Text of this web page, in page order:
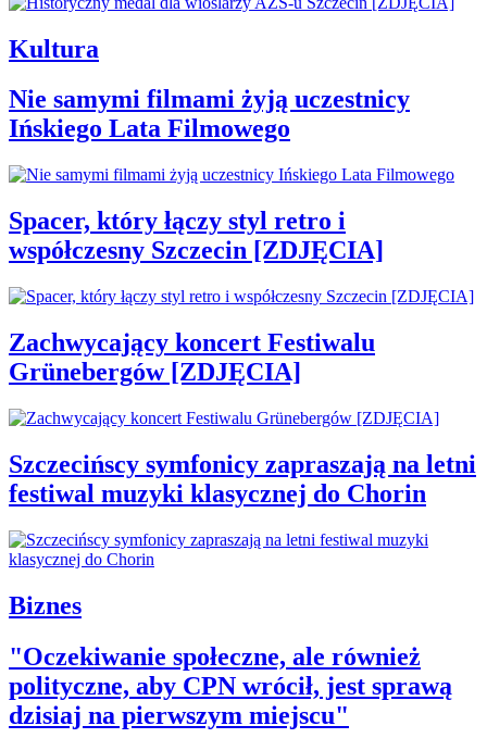
Kultura
Nie samymi filmami żyją uczestnicy
Ińskiego Lata Filmowego
Spacer, który łączy styl retro i
współczesny Szczecin [ZDJĘCIA]
Zachwycający koncert Festiwalu
Grünebergów [ZDJĘCIA]
Szczecińscy symfonicy zapraszają na letni
festiwal muzyki klasycznej do Chorin
Biznes
"Oczekiwanie społeczne, ale również
polityczne, aby CPN wrócił, jest sprawą
dzisiaj na pierwszym miejscu"